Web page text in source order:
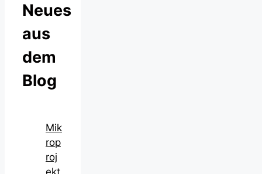
Neues
aus
dem
Blog
Mik
rop
roj
ekt